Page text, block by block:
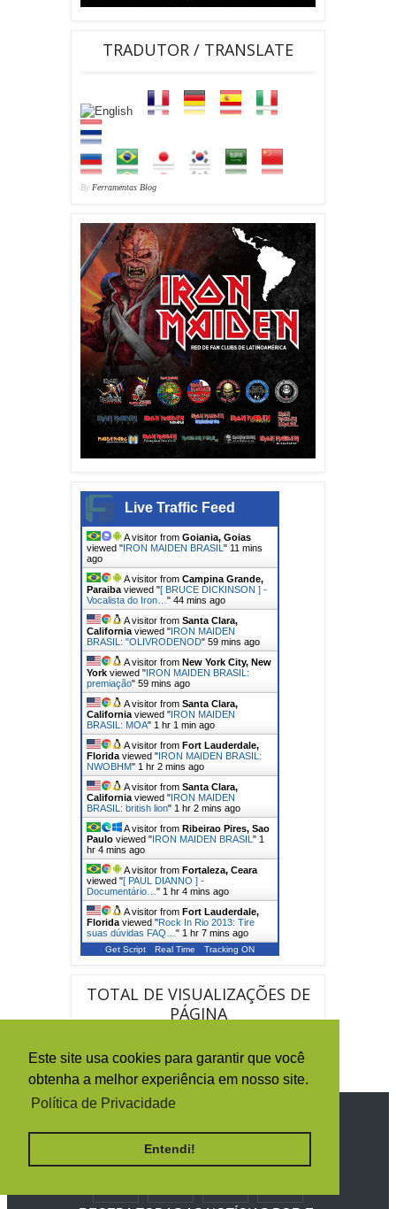
Este site usa cookies para garantir que você
obtenha a melhor experiência em nosso site.
Política de Privacidade
Entendi!
TRADUTOR / TRANSLATE
By Ferramentas Blog
Live Traffic Feed
A visitor from Goiania, Goias
viewed "IRON MAIDEN BRASIL " 11 mins
ago
A visitor from Campina Grande,
Paraiba viewed "[ BRUCE DICKINSON ] -
Vocalista do Iron… " 44 mins ago
A visitor from Santa Clara,
California viewed "IRON MAIDEN
BRASIL: "OLIVRODENOD" 59 mins ago
A visitor from New York City, New
York viewed "IRON MAIDEN BRASIL:
premiação" 59 mins ago
A visitor from Santa Clara,
California viewed "IRON MAIDEN
BRASIL: MOA" 1 hr 1 min ago
A visitor from Fort Lauderdale,
Florida viewed "IRON MAIDEN BRASIL:
NWOBHM" 1 hr 2 mins ago
A visitor from Santa Clara,
California viewed "IRON MAIDEN
BRASIL: british lion" 1 hr 2 mins ago
A visitor from Ribeirao Pires, Sao
Paulo viewed "IRON MAIDEN BRASIL " 1
hr 4 mins ago
A visitor from Fortaleza, Ceara
viewed "[ PAUL DIANNO ] -
Documentário… " 1 hr 4 mins ago
A visitor from Fort Lauderdale,
Florida viewed "Rock In Rio 2013: Tire
suas dúvidas FAQ… " 1 hr 7 mins ago
Get Script Real Time Tracking ON
TOTAL DE VISUALIZAÇÕES DE
PÁGINA